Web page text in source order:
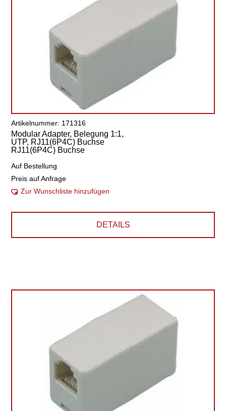
Artikelnummer: 171316
Modular Adapter, Belegung 1:1,
UTP, RJ11(6P4C) Buchse
RJ11(6P4C) Buchse
Auf Bestellung
Preis auf Anfrage
Zur Wunschliste hinzufügen
DETAILS